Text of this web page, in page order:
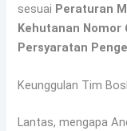
sesuai Peraturan
Kehutanan Nomor
Persyaratan
Keunggulan Tim
Lantas, mengapa